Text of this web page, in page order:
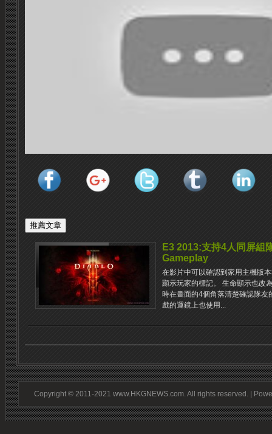
E3 2013:支持4人同屏組
Gameplay
在影片中可以確認到家用主機版
顯示玩家的標記。 生命顯示也改
時在畫面的4個角落清楚確認隊友
戲的運鏡上也使用...
Copyright © 2011-2021 www.HKGNEWS.com. All rights reserved. |